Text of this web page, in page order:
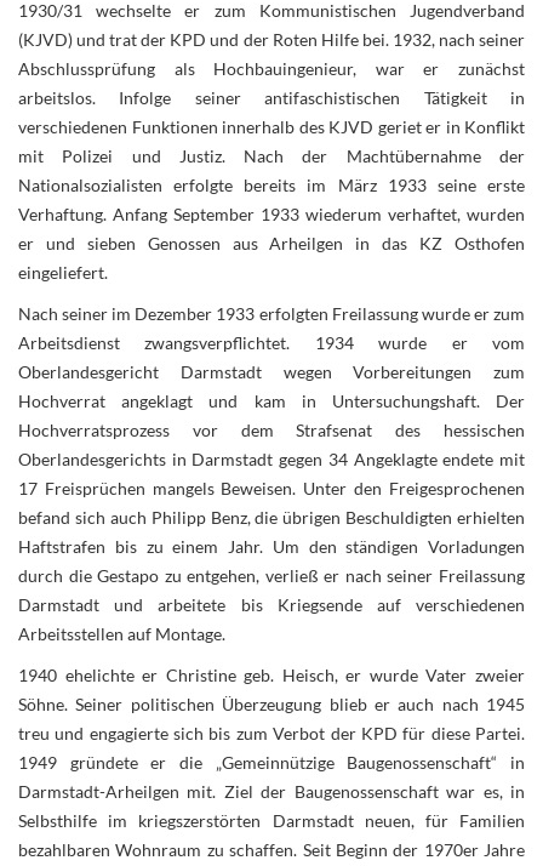
1930/31 wechselte er zum Kommunistischen Jugendverband
(KJVD) und trat der KPD und der Roten Hilfe bei. 1932, nach seiner
Abschlussprüfung als Hochbauingenieur, war er zunächst
arbeitslos. Infolge seiner antifaschistischen Tätigkeit in
verschiedenen Funktionen innerhalb des KJVD geriet er in Konflikt
mit Polizei und Justiz. Nach der Machtübernahme der
Nationalsozialisten erfolgte bereits im März 1933 seine erste
Verhaftung. Anfang September 1933 wiederum verhaftet, wurden
er und sieben Genossen aus Arheilgen in das KZ Osthofen
eingeliefert.
Nach seiner im Dezember 1933 erfolgten Freilassung wurde er zum
Arbeitsdienst zwangsverpflichtet. 1934 wurde er vom
Oberlandesgericht Darmstadt wegen Vorbereitungen zum
Hochverrat angeklagt und kam in Untersuchungshaft. Der
Hochverratsprozess vor dem Strafsenat des hessischen
Oberlandesgerichts in Darmstadt gegen 34 Angeklagte endete mit
17 Freisprüchen mangels Beweisen. Unter den Freigesprochenen
befand sich auch Philipp Benz, die übrigen Beschuldigten erhielten
Haftstrafen bis zu einem Jahr. Um den ständigen Vorladungen
durch die Gestapo zu entgehen, verließ er nach seiner Freilassung
Darmstadt und arbeitete bis Kriegsende auf verschiedenen
Arbeitsstellen auf Montage.
1940 ehelichte er Christine geb. Heisch, er wurde Vater zweier
Söhne. Seiner politischen Überzeugung blieb er auch nach 1945
treu und engagierte sich bis zum Verbot der KPD für diese Partei.
1949 gründete er die „Gemeinnützige Baugenossenschaft“ in
Darmstadt-Arheilgen mit. Ziel der Baugenossenschaft war es, in
Selbsthilfe im kriegszerstörten Darmstadt neuen, für Familien
bezahlbaren Wohnraum zu schaffen. Seit Beginn der 1970er Jahre